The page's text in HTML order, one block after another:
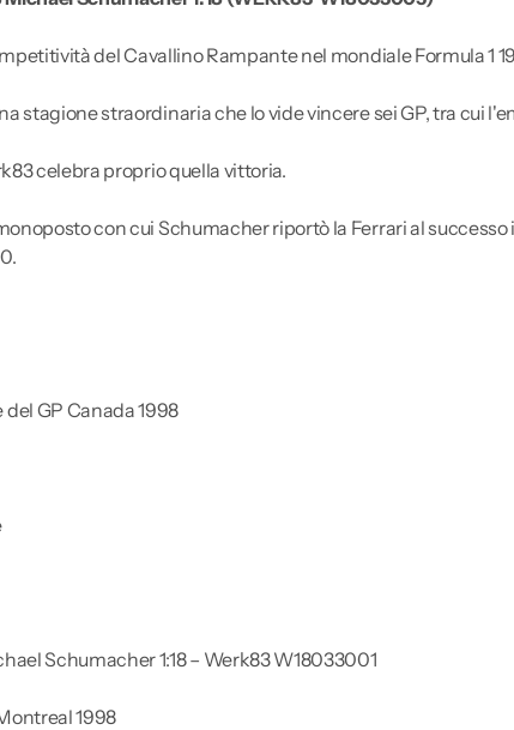
del Cavallino Rampante nel mondiale Formula 1
stagione straordinaria che lo vide vincere sei GP, tra cui
celebra proprio quella vittoria.
con cui Schumacher riportò la Ferrari al
GP Canada 1998
Schumacher 1:18 – Werk83 W18033001
1998